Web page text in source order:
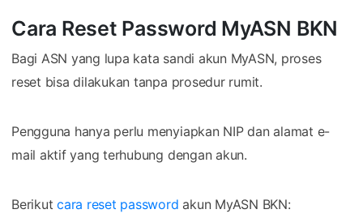
Cara Reset Password MyASN BKN
Bagi ASN yang lupa kata sandi akun MyASN, proses
reset bisa dilakukan tanpa prosedur rumit.
Pengguna hanya perlu menyiapkan NIP dan alamat e-
mail aktif yang terhubung dengan akun.
Berikutcara reset password akun MyASN BKN: